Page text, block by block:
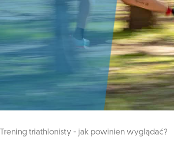
Trening triathlonisty - jak powinien wyglądać?